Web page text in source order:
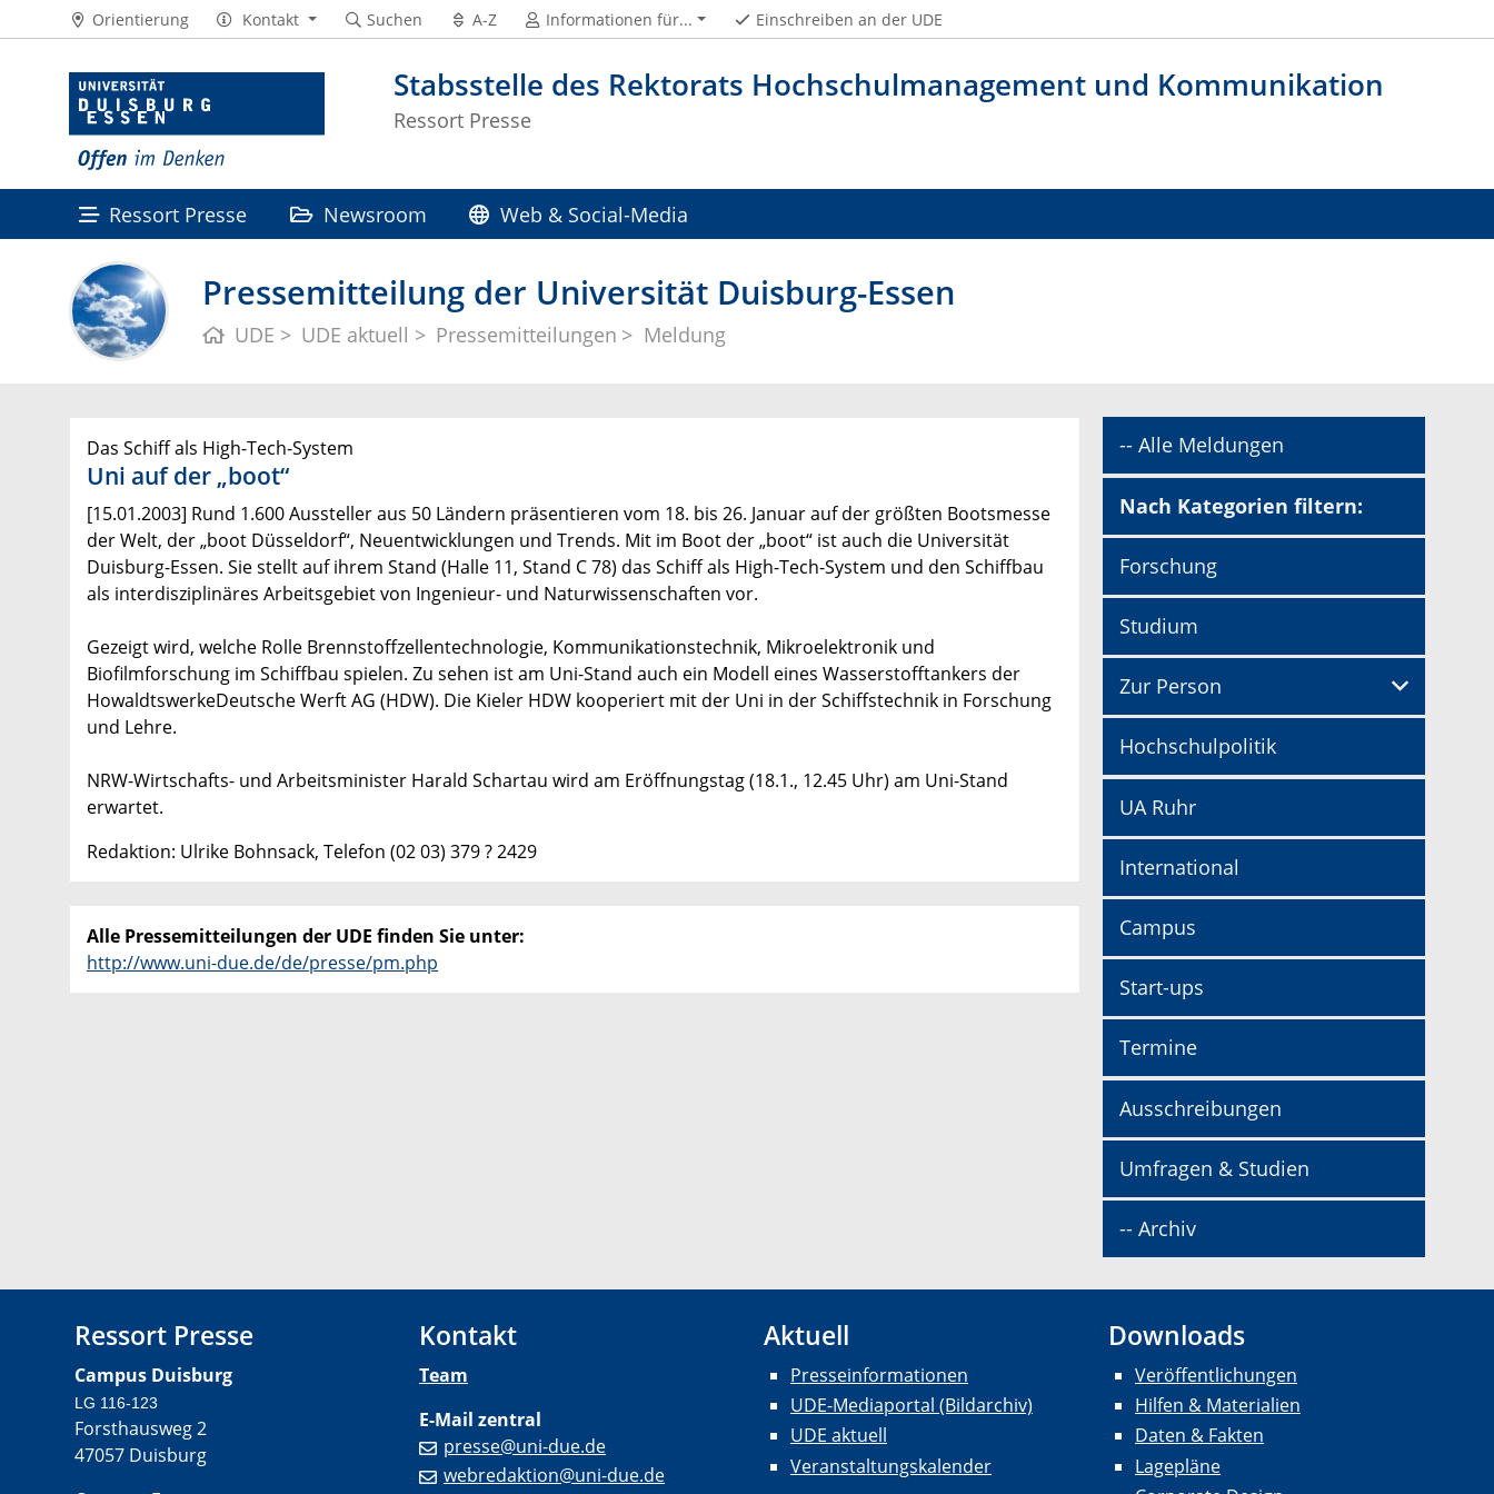
Stabsstelle des Rektorats Hochschulmanagement und Kommunikation
Ressort Presse
Orientierung Kontakt Suchen A-Z Informationen für... Einschreiben an der UDE
Ressort Presse Newsroom Web & Social-Media
Pressemitteilung der Universität Duisburg-Essen
UDE UDE aktuell Pressemitteilungen Meldung
Das Schiff als High-Tech-System
Uni auf der „boot“
[15.01.2003] Rund 1.600 Aussteller aus 50 Ländern präsentieren vom 18. bis 26. Januar auf der größten Bootsmesse
der Welt, der „boot Düsseldorf“, Neuentwicklungen und Trends. Mit im Boot der „boot“ ist auch die Universität
Duisburg-Essen. Sie stellt auf ihrem Stand (Halle 11, Stand C 78) das Schiff als High-Tech-System und den Schiffbau
als interdisziplinäres Arbeitsgebiet von Ingenieur- und Naturwissenschaften vor.
Gezeigt wird, welche Rolle Brennstoffzellentechnologie, Kommunikationstechnik, Mikroelektronik und
Biofilmforschung im Schiffbau spielen. Zu sehen ist am Uni-Stand auch ein Modell eines Wasserstofftankers der
HowaldtswerkeDeutsche Werft AG (HDW). Die Kieler HDW kooperiert mit der Uni in der Schiffstechnik in Forschung
und Lehre.
NRW-Wirtschafts- und Arbeitsminister Harald Schartau wird am Eröffnungstag (18.1., 12.45 Uhr) am Uni-Stand
erwartet.
Redaktion: Ulrike Bohnsack, Telefon (02 03) 379 ? 2429
Alle Pressemitteilungen der UDE finden Sie unter:
http://www.uni-due.de/de/presse/pm.php
-- Alle Meldungen
Nach Kategorien filtern:
Forschung
Studium
Zur Person
Hochschulpolitik
UA Ruhr
International
Campus
Start-ups
Termine
Ausschreibungen
Umfragen & Studien
-- Archiv
Ressort Presse
Campus Duisburg
LG 116-123
Forsthausweg 2
47057 Duisburg
Kontakt
Team
E-Mail zentral
presse@uni-due.de
webredaktion@uni-due.de
Aktuell
Presseinformationen
UDE-Mediaportal (Bildarchiv)
UDE aktuell
Veranstaltungskalender
Downloads
Veröffentlichungen
Hilfen & Materialien
Daten & Fakten
Lagepläne